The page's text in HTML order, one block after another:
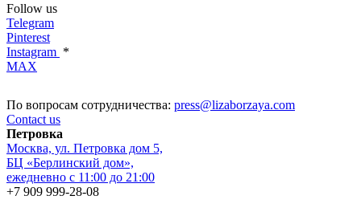
Follow us
Telegram
Pinterest
Instagram *
MAX
По вопросам сотрудничества: press@lizaborzaya.com
Contact us
Петровка
Москва, ул. Петровка дом 5,
БЦ «Берлинский дом»,
ежедневно с 11:00 до 21:00
+7 909 999-28-08